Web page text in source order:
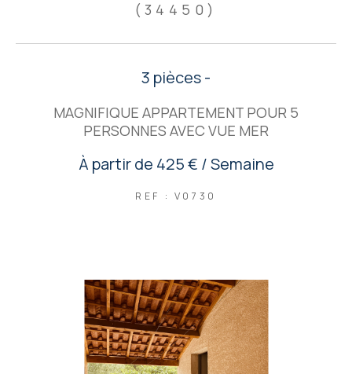
(34450)
3 pièces -
MAGNIFIQUE APPARTEMENT POUR 5
PERSONNES AVEC VUE MER
À partir de 425 € / Semaine
REF : V0730